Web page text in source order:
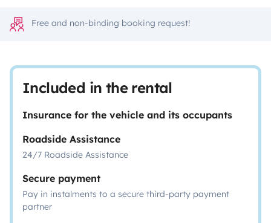
Free and non-binding booking request!
Included in the rental
Insurance for the vehicle and its occupants
Roadside Assistance
24/7 Roadside Assistance
Secure payment
Pay in instalments to a secure third-party payment
partner